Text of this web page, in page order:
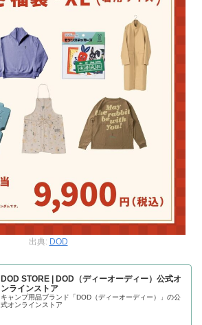
出典: DOD
DOD STORE | DOD（ディーオーディー）公式オ
ンラインストア
キャンプ用品ブランド「DOD（ディーオーディー）」の公
式オンラインストア